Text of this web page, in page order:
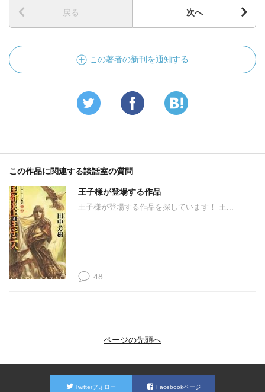
戻る 次へ
この著者の新刊を通知する
この作品に関連する談話室の質問
王子様が登場する作品
王子様が登場する作品を探しています！ 王...
48
ページの先頭へ
Twitterフォロー Facebookページ